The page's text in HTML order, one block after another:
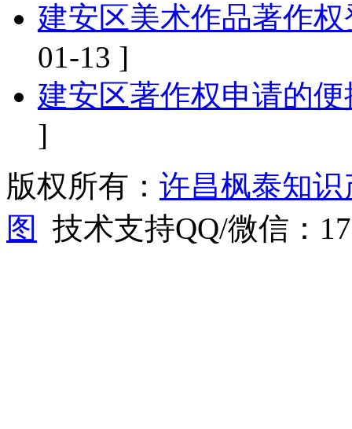
建安区美术作品著作
01-13 ]
建安区著作权申请的
]
版权所有： 许昌枫泰知
图
技术支持QQ/微信：